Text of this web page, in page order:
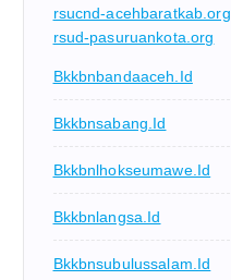
rsucnd-acehbaratkab.org
rsud-pasuruankota.org
Bkkbnbandaaceh.id
Bkkbnsabang.id
Bkkbnlhokseumawe.id
Bkkbnlangsa.id
Bkkbnsubulussalam.id